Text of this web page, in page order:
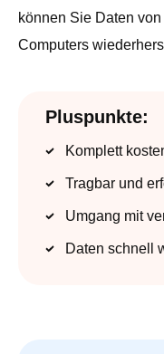
können Sie Daten
Computers
Pluspunkte:
Komplett
Tragbar und
Umgang mit
Daten schnell